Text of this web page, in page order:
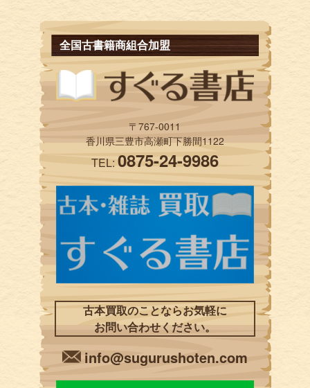
全国古書籍商組合加盟
〒767-0011
香川県三豊市高瀬町下勝間1122
TEL:0875-24-9986
古本買取のことならお気軽に
お問い合わせください。
info@sugurushoten.com